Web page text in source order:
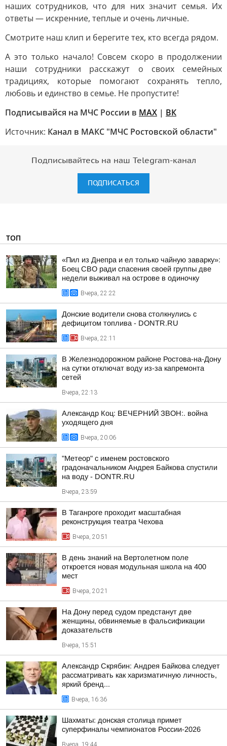
наших сотрудников, что для них значит семья. Их
ответы — искренние, теплые и очень личные.
Смотрите наш клип и берегите тех, кто всегда рядом.
А это только начало! Совсем скоро в продолжении
наши сотрудники расскажут о своих семейных
традициях, которые помогают сохранять тепло,
любовь и единство в семье. Не пропустите!
Подписывайся на МЧС России в МАХ | ВК
Источник: Канал в МАКС "МЧС Ростовской области"
Подписывайтесь на наш Telegram-канал
ПОДПИСАТЬСЯ
ТОП
«Пил из Днепра и ел только чайную заварку»:
Боец СВО ради спасения своей группы две
недели выживал на острове в одиночку
Вчера, 22:22
Донские водители снова столкнулись с
дефицитом топлива - DONTR.RU
Вчера, 22:11
В Железнодорожном районе Ростова-на-Дону
на сутки отключат воду из-за капремонта
сетей
Вчера, 22:13
Александр Коц: ВЕЧЕРНИЙ ЗВОН:. война
уходящего дня
Вчера, 20:06
"Метеор" с именем ростовского
градоначальником Андрея Байкова спустили
на воду - DONTR.RU
Вчера, 23:59
В Таганроге проходит масштабная
реконструкция театра Чехова
Вчера, 20:51
В день знаний на Вертолетном поле
откроется новая модульная школа на 400
мест
Вчера, 20:21
На Дону перед судом предстанут две
женщины, обвиняемые в фальсификации
доказательств
Вчера, 15:51
Александр Скрябин: Андрея Байкова следует
рассматривать как харизматичную личность,
яркий бренд...
Вчера, 16:36
Шахматы: донская столица примет
суперфиналы чемпионатов России-2026
Вчера, 19:44